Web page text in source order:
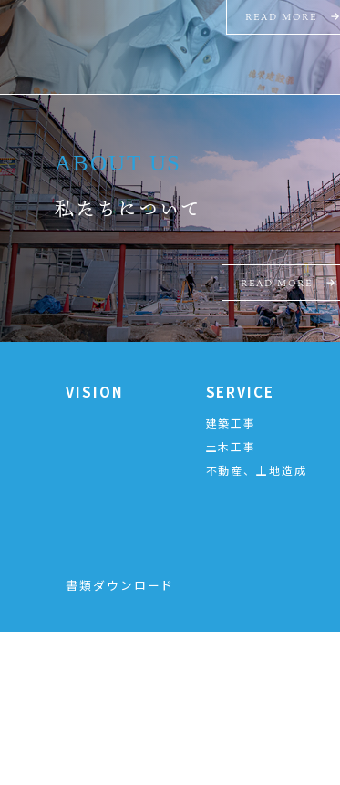
READ MORE
ABOUT US
私たちについて
READ MORE
VISION SERVICE
建築工事
土木工事
不動産、土地造成
書類ダウンロード